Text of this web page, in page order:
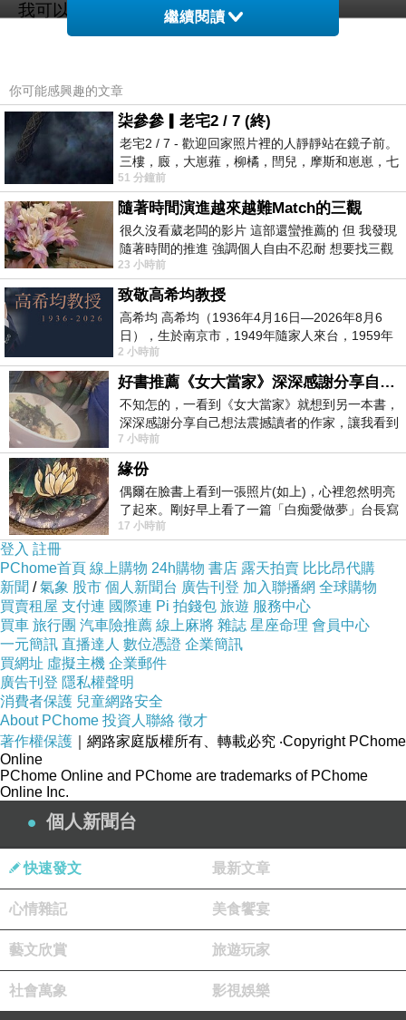
我可以放鬆了 ...
終於有你可以繼續照顧我了 ...
但 ...
卻還只是個夢 ...
畢竟我都已經那麼大了 ...
本來就該養自己了 ...
其實，我也好想跟大家一樣 ...
有爸媽給的零用錢、從小有爸媽照顧
能和爸媽一起生活、遊玩、交我功課
但... 很可惜 ...
這一切都是夢 ...
我還是很想跟你一起住 ...
想在我懂事後，可以親口吃你做的菜 ...
繼續閱讀
你可能感興趣的文章
柒參參▎老宅2 / 7 (終)
老宅2 / 7 - 歡迎回家照片裡的人靜靜站在鏡子前。
三樓，廄，大崽蕥，柳橘，閆兒，摩斯和崽崽，七
個人整整齊齊地站在鏡框之外，如同
51 分鐘前
隨著時間演進越來越難Match的三觀
很久沒看葳老闆的影片 這部還蠻推薦的 但 我發現
隨著時間的推進 強調個人自由不忍耐 想要找三觀
接近的不要說對象 連朋友都超
23 小時前
致敬高希均教授
高希均 高希均（1936年4月16日—2026年8月6
日），生於南京市，1949年隨家人來台，1959年
赴美深造並取得經濟發展博士學位。曾任
2 小時前
好書推薦《女大當家》深深感謝分享自己想法震撼讀者的作家，讓我看到不同樣貌的家庭！
不知怎的，一看到《女大當家》就想到另一本書，
深深感謝分享自己想法震撼讀者的作家，讓我看到
不同樣貌的家庭！ 《女大
7 小時前
緣份
偶爾在臉書上看到一張照片(如上)，心裡忽然明亮
了起來。剛好早上看了一篇「白痴愛做夢」台長寫
的貼文，在回顧年輕時瘋狂愛上
17 小時前
登入 註冊
PChome首頁 線上購物 24h購物 書店 露天拍賣 比比昂代購
新聞 /氣象 股市 個人新聞台 廣告刊登 加入聯播網 全球購物
買賣租屋 支付連 國際連 Pi 拍錢包 旅遊 服務中心
買車 旅行團 汽車險推薦 線上麻將 雜誌 星座命理 會員中心
一元簡訊 直播達人 數位憑證 企業簡訊
買網址 虛擬主機 企業郵件
廣告刊登 隱私權聲明
消費者保護 兒童網路安全
About PChome 投資人聯絡 徵才
著作權保護 ｜網路家庭版權所有、轉載必究 ‧Copyright PChome
Online
PChome Online and PChome are trademarks of PChome
Online Inc.
個人新聞台
快速發文 最新文章
心情雜記 美食饗宴
藝文欣賞 旅遊玩家
社會萬象 影視娛樂